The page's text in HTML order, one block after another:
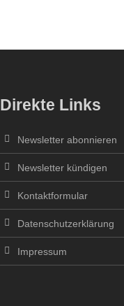
Direkte Links
Newsletter abonnieren
Newsletter kündigen
Kontaktformular
Datenschutzerklärung
Impressum